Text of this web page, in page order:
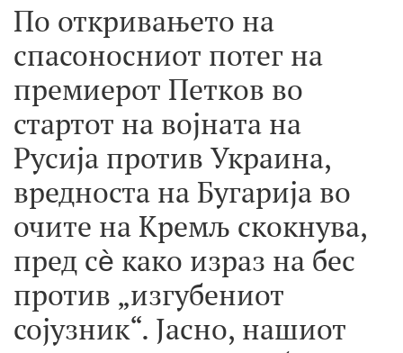
По откривањето на
спасоносниот потег на
премиерот Петков во
стартот на војната на
Русија против Украина,
вредноста на Бугарија во
очите на Кремљ скокнува,
пред сѐ како израз на бес
против „изгубениот
сојузник“. Јасно, нашиот